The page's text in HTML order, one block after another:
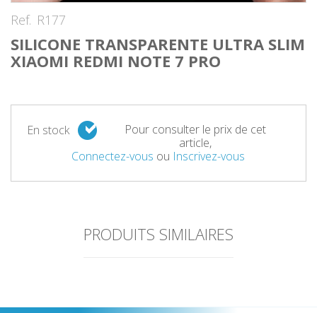
Ref. R177
SILICONE TRANSPARENTE ULTRA SLIM
XIAOMI REDMI NOTE 7 PRO
En stock
Pour consulter le prix de cet
article,
Connectez-vous ou Inscrivez-vous
PRODUITS SIMILAIRES